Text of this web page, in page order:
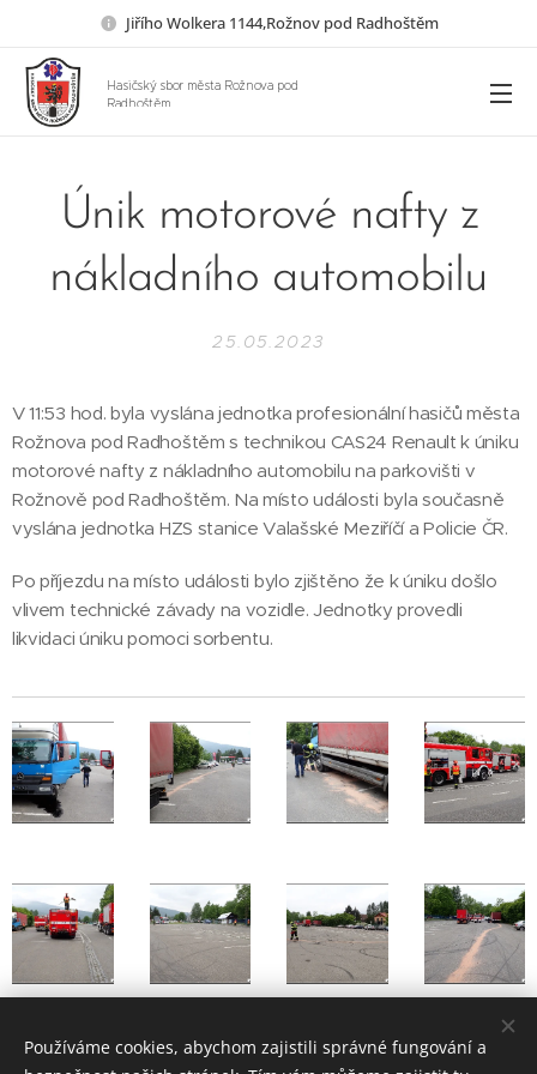
Jiřího Wolkera 1144,Rožnov pod Radhoštěm
Hasičský sbor města Rožnova pod
Radhoštěm
Únik motorové nafty z
nákladního automobilu
25.05.2023
V 11:53 hod. byla vyslána jednotka profesionální hasičů města
Rožnova pod Radhoštěm s technikou CAS24 Renault k úniku
motorové nafty z nákladního automobilu na parkovišti v
Rožnově pod Radhoštěm. Na místo události byla současně
vyslána jednotka HZS stanice Valašské Meziříčí a Policie ČR.
Po příjezdu na místo události bylo zjištěno že k úniku došlo
vlivem technické závady na vozidle. Jednotky provedli
likvidaci úniku pomoci sorbentu.
Používáme cookies, abychom zajistili správné fungování a